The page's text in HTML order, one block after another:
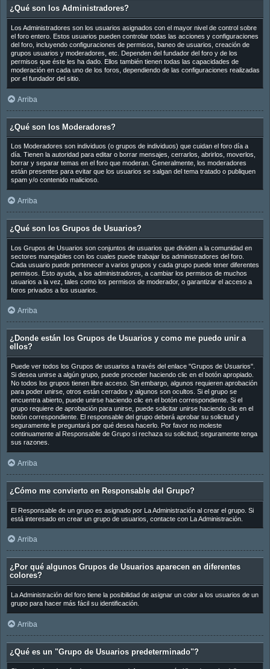
¿Qué son los Administradores?
Los Administradores son los usuarios asignados con el mayor nivel de control sobre
el foro entero. Estos usuarios pueden controlar todas las acciones y configuraciones
del foro, incluyendo configuraciones de permisos, baneo de usuarios, creación de
grupos usuarios y moderadores, etc. Dependen del fundador del foro y de los
permisos que éste les ha dado. Ellos también tienen todas las capacidades de
moderación en cada uno de los foros, dependiendo de las configuraciones realizadas
por el fundador del sitio.
Arriba
¿Qué son los Moderadores?
Los Moderadores son individuos (o grupos de individuos) que cuidan el foro día a
día. Tienen la autoridad para editar o borrar mensajes, cerrarlos, abrirlos, moverlos,
borrar y separar temas en el foro que moderan. Generalmente, los moderadores
están presentes para evitar que los usuarios se salgan del tema tratado o publiquen
spam y/o contenido malicioso.
Arriba
¿Qué son los Grupos de Usuarios?
Los Grupos de Usuarios son conjuntos de usuarios que dividen a la comunidad en
sectores manejables con los cuales puede trabajar los administradores del foro.
Cada usuario puede pertenecer a varios grupos y cada grupo puede tener diferentes
permisos. Esto ayuda, a los administradores, a cambiar los permisos de muchos
usuarios a la vez, tales como los permisos de moderador, o garantizar el acceso a
foros privados a los usuarios.
Arriba
¿Donde están los Grupos de Usuarios y como me puedo unir a
ellos?
Puede ver todos los Grupos de usuarios a través del enlace "Grupos de Usuarios".
Si desea unirse a algún grupo, puede proceder haciendo clic en el botón apropiado.
No todos los grupos tienen libre acceso. Sin embargo, algunos requieren aprobación
para poder unirse, otros están cerrados y algunos son ocultos. Si el grupo se
encuentra abierto, puede unirse haciendo clic en el botón correspondiente. Si el
grupo requiere de aprobación para unirse, puede solicitar unirse haciendo clic en el
botón correspondiente. El responsable del grupo deberá aprobar su solicitud y
seguramente le preguntará por qué desea hacerlo. Por favor no moleste
continuamente al Responsable de Grupo si rechaza su solicitud; seguramente tenga
sus razones.
Arriba
¿Cómo me convierto en Responsable del Grupo?
El Responsable de un grupo es asignado por La Administración al crear el grupo. Si
está interesado en crear un grupo de usuarios, contacte con La Administración.
Arriba
¿Por qué algunos Grupos de Usuarios aparecen en diferentes
colores?
La Administración del foro tiene la posibilidad de asignar un color a los usuarios de un
grupo para hacer más fácil su identificación.
Arriba
¿Qué es un "Grupo de Usuarios predeterminado"?